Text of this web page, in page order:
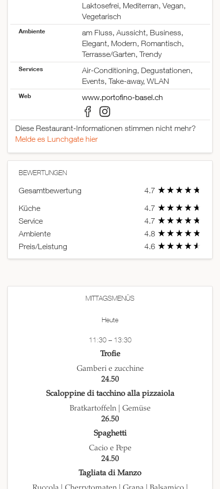
Laktosefrei, Mediterran, Vegan,
Vegetarisch
Ambiente
am Fluss, Aussicht, Business,
Elegant, Modern, Romantisch,
Terrasse/Garten, Trendy
Services
Air-Conditioning, Degustationen,
Events, Take-away, WLAN
Web www.portofino-basel.ch
Diese Restaurant-Informationen stimmen nicht mehr?
Melde es Lunchgate hier
BEWERTUNGEN
Gesamtbewertung
4.7
Küche
4.7
Service
4.7
Ambiente
4.8
Preis/Leistung
4.6
MITTAGSMENÜS
Heute
11:30 – 13:30
Trofie
Gamberi e zucchine
24.50
Scaloppine di tacchino alla pizzaiola
Bratkartoffeln | Gemüse
26.50
Spaghetti
Cacio e Pepe
24.50
Tagliata di Manzo